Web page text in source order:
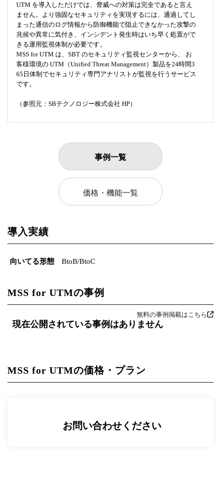
UTM を導入しただけでは、脅威への対策は完全であると言え
ません。より強固なセキュリティを実現するには、通過してし
まった通信のログ情報から防御機能で阻止できなかった攻撃の
兆候や異常に気付き、インシデント発生時はいち早く処置がで
きる運用監視体制が必要です。
MSS for UTM は、SBT のセキュリティ監視センターから、 お
客様環境の UTM（Unified Threat Management）製品を24時間3
65日体制でセキュリティ専門アナリストが監視を行うサービス
です。
（参照元：SBテクノロジー株式会社 HP）
事例一覧
価格・機能一覧
導入実績
向いてる形態 BtoB/BtoC
MSS for UTMの事例
無料の事例掲載はこちら
現在公開されている事例はありません
MSS for UTMの価格・プラン
お問い合わせください